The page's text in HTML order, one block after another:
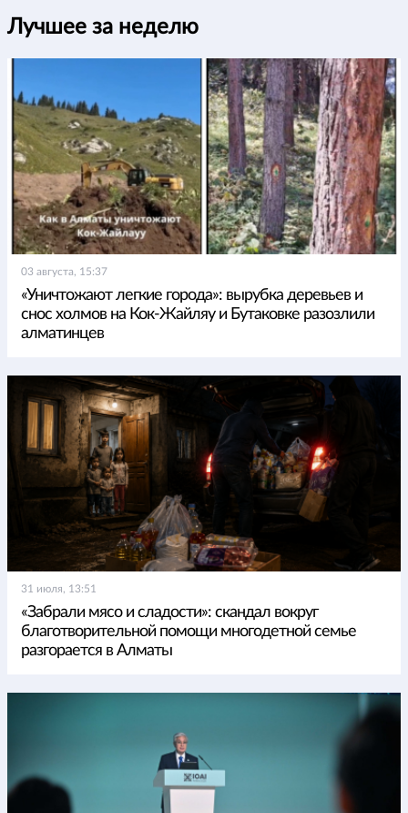
Лучшее за неделю
03 августа, 15:37
«Уничтожают легкие города»: вырубка деревьев и
снос холмов на Кок-Жайляу и Бутаковке разозлили
алматинцев
31 июля, 13:51
«Забрали мясо и сладости»: скандал вокруг
благотворительной помощи многодетной семье
разгорается в Алматы